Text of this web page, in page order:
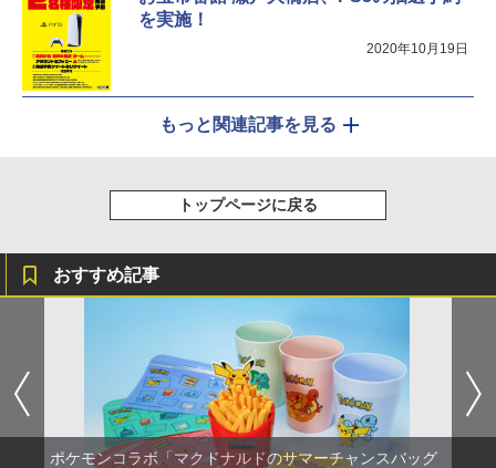
を実施！
2020年10月19日
もっと関連記事を見る
トップページに戻る
おすすめ記事
ポケモンコラボ「マクドナルドのサマーチャンスバッグ